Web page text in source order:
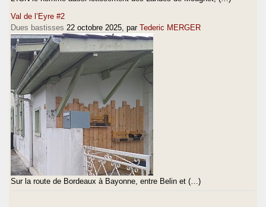
Val de l’Eyre #2
Dues bastisses 22 octobre 2025 , par Tederic MERGER
Sur la route de Bordeaux à Bayonne, entre Belin et (…)